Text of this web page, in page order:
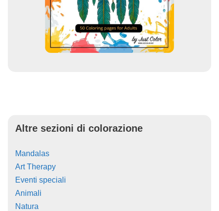
Altre sezioni di colorazione
Mandalas
Art Therapy
Eventi speciali
Animali
Natura